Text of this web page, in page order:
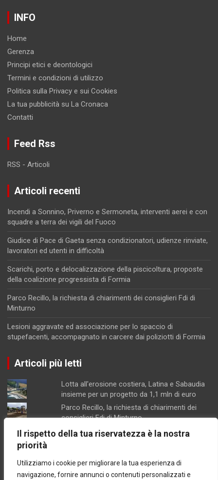
Il rispetto della tua riservatezza è la nostra
priorità
Utilizziamo i cookie per migliorare la tua esperienza di
navigazione, fornire annunci o contenuti personalizzati e
INFO
Home
Gerenza
Principi etici e deontologici
Termini e condizioni di utilizzo
Politica sulla Privacy e sui Cookies
La tua pubblicità su La Cronaca
Contatti
Feed Rss
RSS - Articoli
Articoli recenti
Incendi a Sonnino, Priverno e Sermoneta, interventi aerei e con
squadre a terra dei vigili del Fuoco
Giudice di Pace di Gaeta senza condizionatori, udienze rinviate,
lavoratori ed utenti in difficoltà
Scarichi, porto e delocalizzazione della piscicoltura, proposte
della coalizione progressista di Formia
Parco Recillo, la richiesta di chiarimenti dei consiglieri Fdi di
Minturno
Lesioni aggravate ed associazione per lo spaccio di
stupefacenti, accompagnato in carcere dai poliziotti di Formia
Articoli più letti
Lotta all'erosione costiera, Latina e Sabaudia
insieme per un progetto da 1,1 mln di euro
Parco Recillo, la richiesta di chiarimenti dei
consiglieri Fdi di Minturno
Lesioni aggravate ed associazione per lo
Scarichi, porto e delocalizzazione della
piscicoltura, proposte della coalizione